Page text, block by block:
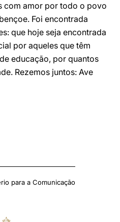
com amor por todo o povo
Foi encontrada
que hoje seja encontrada
por aqueles que têm
educação, por quantos
Rezemos juntos: Ave
para a Comunicação